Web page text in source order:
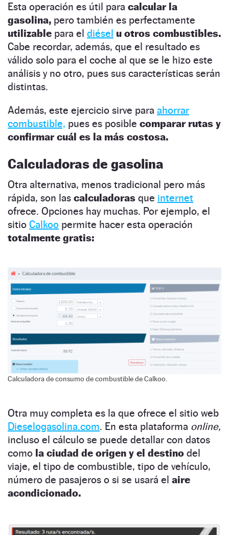
Esta operación es útil para calcular la
gasolina, pero también es perfectamente
utilizable para el diésel u otros combustibles.
Cabe recordar, además, que el resultado es
válido solo para el coche al que se le hizo este
análisis y no otro, pues sus características serán
distintas.
Además, este ejercicio sirve para ahorrar
combustible, pues es posible comparar rutas y
confirmar cuál es la más costosa.
Calculadoras de gasolina
Otra alternativa, menos tradicional pero más
rápida, son las calculadoras que internet
ofrece. Opciones hay muchas. Por ejemplo, el
sitio Calkoo permite hacer esta operación
totalmente gratis:
Calculadora de consumo de combustible de Calkoo.
Otra muy completa es la que ofrece el sitio web
Dieselogasolina.com. En esta plataforma online,
incluso el cálculo se puede detallar con datos
como la ciudad de origen y el destino del
viaje, el tipo de combustible, tipo de vehículo,
número de pasajeros o si se usará el aire
acondicionado.